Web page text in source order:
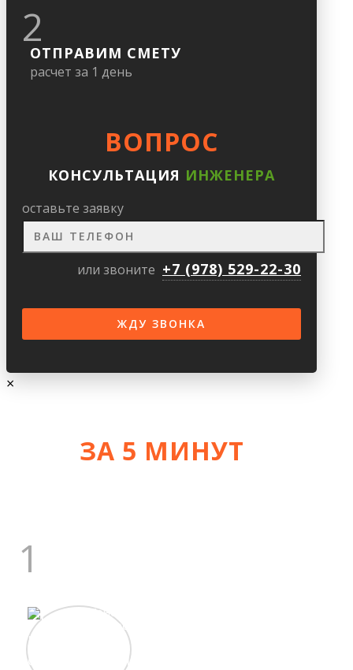
2
ОТПРАВИМ СМЕТУ
расчет за 1 день
ВОПРОС
КОНСУЛЬТАЦИЯ ИНЖЕНЕРА
оставьте заявку
или звоните +7 (978) 529-22-30
×
ЗА 5 МИНУТ
1
Константин
Сергеевич
строит дома